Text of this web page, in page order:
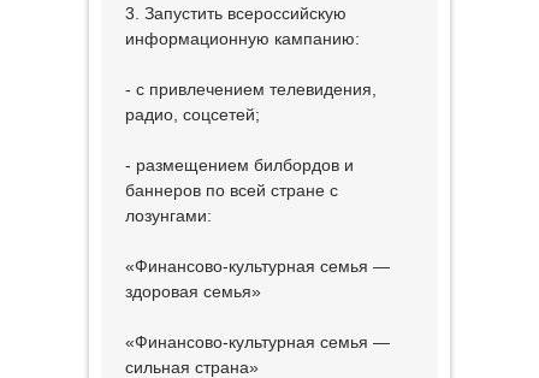
3. Запустить всероссийскую
информационную кампанию:
- с привлечением телевидения,
радио, соцсетей;
- размещением билбордов и
баннеров по всей стране с
лозунгами:
«Финансово-культурная семья —
здоровая семья»
«Финансово-культурная семья —
сильная страна»